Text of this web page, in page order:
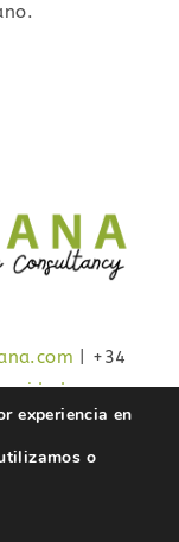
| +34
experiencia en
o